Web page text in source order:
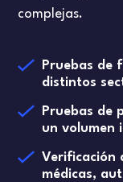
complejas.
Pruebas de
distintos
Pruebas de
un volumen
Verificación
médicas,